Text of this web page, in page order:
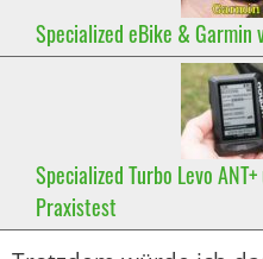
Specialized eBike & Garmin
Specialized Turbo Levo
Praxistest